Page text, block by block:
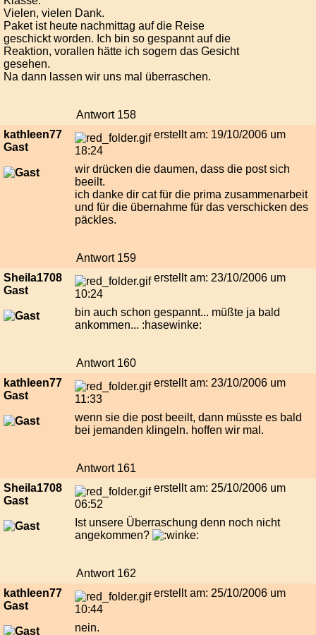
Vielen, vielen Dank.
Paket ist heute nachmittag auf die Reise
geschickt worden. Ich bin so gespannt auf die
Reaktion, vorallen hätte ich sogern das Gesicht
gesehen.
Na dann lassen wir uns mal überraschen.
Antwort 158
kathleen77
Gast
erstellt am: 19/10/2006 um
18:24
wir drücken die daumen, dass die post sich
beeilt.
ich danke dir cat für die prima zusammenarbeit
und für die übernahme für das verschicken des
päckles.
Antwort 159
Sheila1708
Gast
erstellt am: 23/10/2006 um
10:24
bin auch schon gespannt... müßte ja bald
ankommen... :hasewinke:
Antwort 160
kathleen77
Gast
erstellt am: 23/10/2006 um
11:33
wenn sie die post beeilt, dann müsste es bald
bei jemanden klingeln. hoffen wir mal.
Antwort 161
Sheila1708
Gast
erstellt am: 25/10/2006 um
06:52
Ist unsere Überraschung denn noch nicht
angekommen?
Antwort 162
kathleen77
Gast
erstellt am: 25/10/2006 um
10:44
nein.